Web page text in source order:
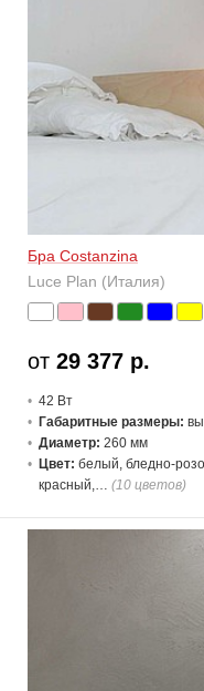
Бра Costanzina
Luce Plan (Италия)
от 29 377 р.
42 Вт
Габаритные размеры:
Диаметр: 260 мм
Цвет: белый, бледно-
красный,… (10 цветов)